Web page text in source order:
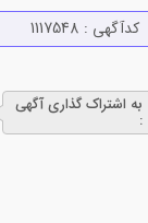
کدآگهی : 1117548
به اشتراک گذاری آگهی
: